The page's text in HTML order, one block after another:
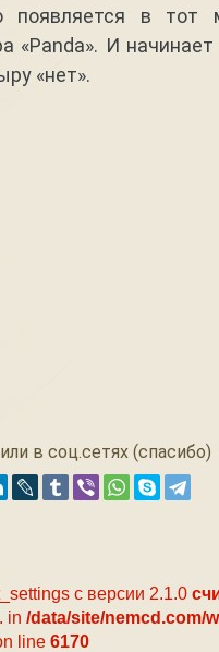
появляется в тот
«Panda». И
«нет».
в соц.сетях (спасибо)
с версии 2.1.0
in /data/site/nemcd.com/
line 6170